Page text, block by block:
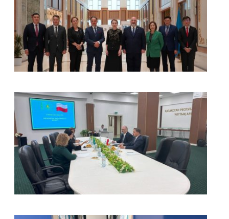
kliknięcie spowoduje powiększenie zdjęcia w galerii